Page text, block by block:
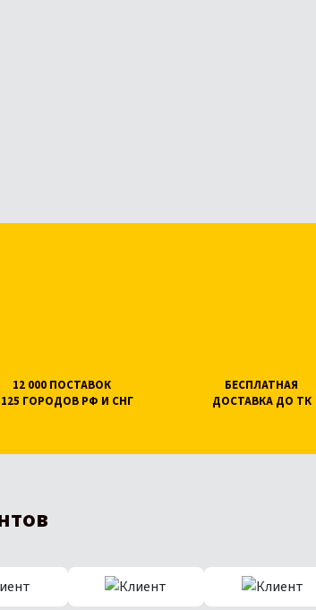
12 000 ПОСТАВОК
125 ГОРОДОВ РФ И СНГ
БЕСПЛАТНАЯ
ДОСТАВКА ДО ТК